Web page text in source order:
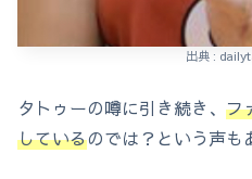
出典 :
タトゥーの噂に引き続き、 フ
しているのでは？という声も